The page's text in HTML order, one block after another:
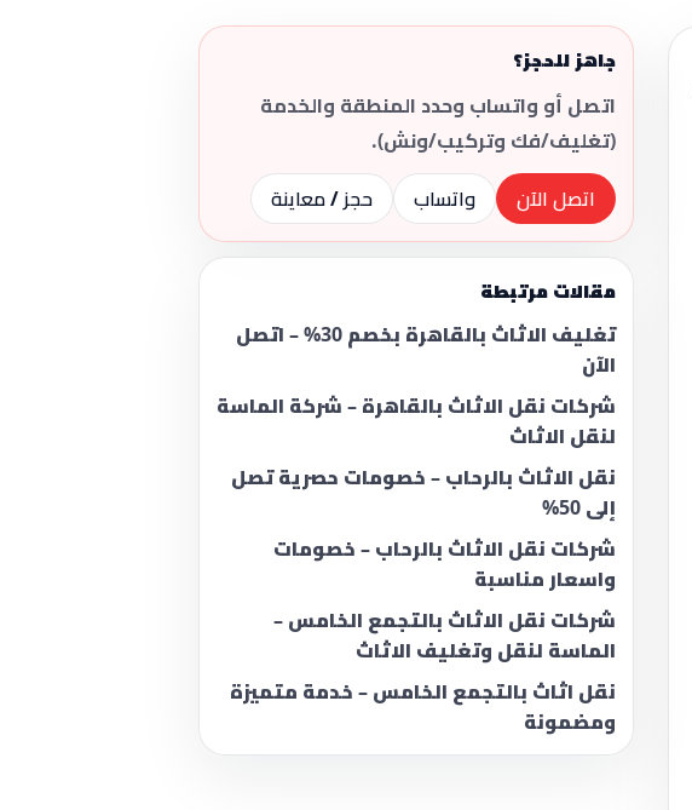
جاهز للحجز؟
اتصل أو واتساب وحدد المنطقة والخدمة
(تغليف/فك وتركيب/ونش).
اتصل الآن واتساب حجز / معاينة
مقالات مرتبطة
تغليف الاثاث بالقاهرة بخصم 30% – اتصل
الآن
شركات نقل الاثاث بالقاهرة – شركة الماسة
لنقل الاثاث
نقل الاثاث بالرحاب – خصومات حصرية تصل
إلى 50%
شركات نقل الاثاث بالرحاب – خصومات
واسعار مناسبة
شركات نقل الاثاث بالتجمع الخامس –
الماسة لنقل وتغليف الاثاث
نقل اثاث بالتجمع الخامس – خدمة متميزة
ومضمونة